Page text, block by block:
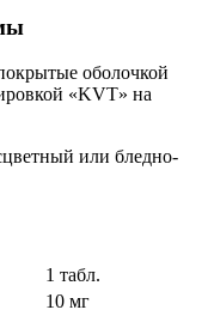
оболочкой
«KVT» на
или бледно-
1 табл.
10 мг